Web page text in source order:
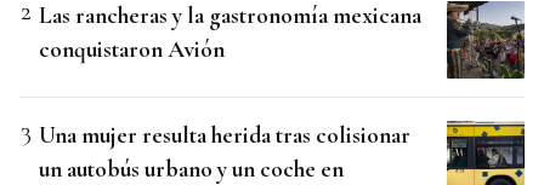
Las rancheras y la gastronomía mexicana
conquistaron Avión
Una mujer resulta herida tras colisionar
un autobús urbano y un coche en